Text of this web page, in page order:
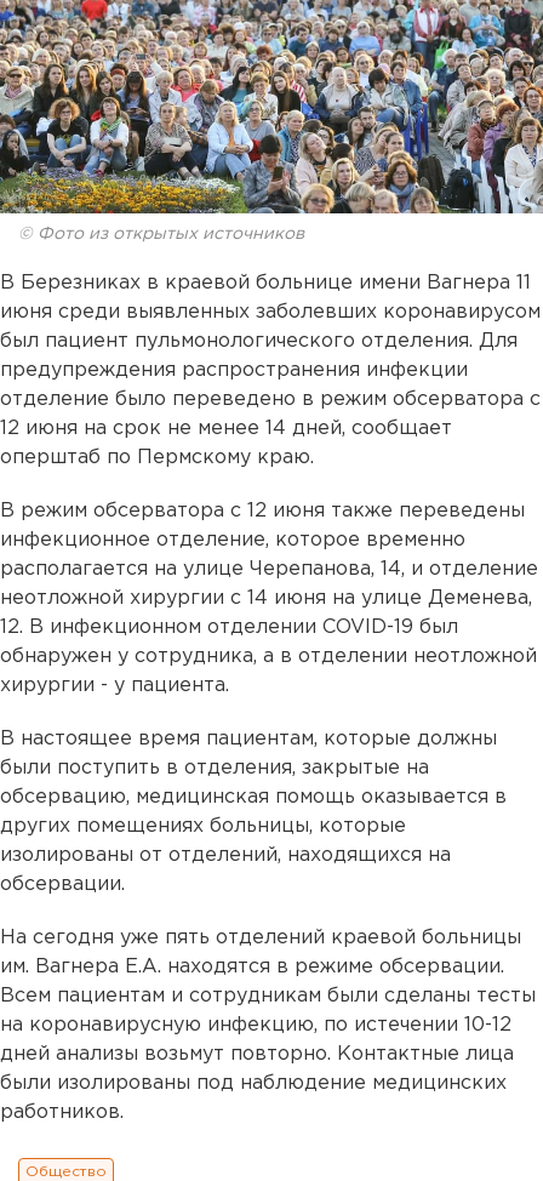
© Фото из открытых источников
В Березниках в краевой больнице имени Вагнера 11
июня среди выявленных заболевших коронавирусом
был пациент пульмонологического отделения. Для
предупреждения распространения инфекции
отделение было переведено в режим обсерватора с
12 июня на срок не менее 14 дней, сообщает
оперштаб по Пермскому краю.
В режим обсерватора с 12 июня также переведены
инфекционное отделение, которое временно
располагается на улице Черепанова, 14, и отделение
неотложной хирургии с 14 июня на улице Деменева,
12. В инфекционном отделении COVID-19 был
обнаружен у сотрудника, а в отделении неотложной
хирургии - у пациента.
В настоящее время пациентам, которые должны
были поступить в отделения, закрытые на
обсервацию, медицинская помощь оказывается в
других помещениях больницы, которые
изолированы от отделений, находящихся на
обсервации.
На сегодня уже пять отделений краевой больницы
им. Вагнера Е.А. находятся в режиме обсервации.
Всем пациентам и сотрудникам были сделаны тесты
на коронавирусную инфекцию, по истечении 10-12
дней анализы возьмут повторно. Контактные лица
были изолированы под наблюдение медицинских
работников.
Общество